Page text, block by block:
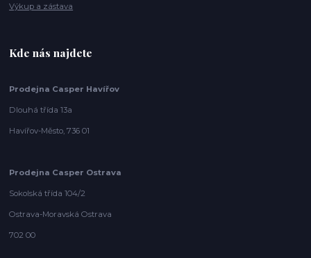
Výkup a zástava
Kde nás najdete
Prodejna Casper Havířov
Dlouhá třída 13a
Havířov-Město, 736 01
Prodejna Casper Ostrava
Sokolská třída 104/2
Ostrava-Moravská Ostrava
702 00